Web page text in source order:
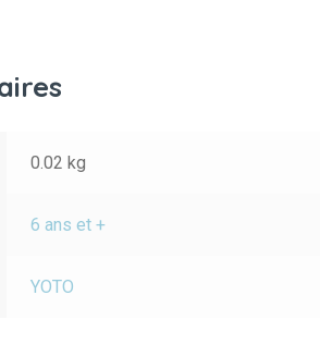
0.02 kg
6 ans et +
YOTO